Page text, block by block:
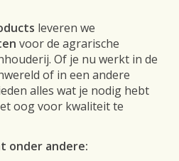
leveren we
voor de agrarische
Of je nu werkt in de
of in een andere
alles wat je nodig hebt
oog voor kwaliteit te
onder andere: